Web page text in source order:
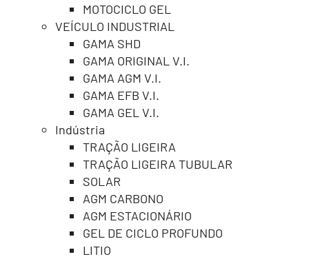
MOTOCICLO GEL
VEÍCULO INDUSTRIAL
GAMA SHD
GAMA ORIGINAL V.I.
GAMA AGM V.I.
GAMA EFB V.I.
GAMA GEL V.I.
Indústria
TRAÇÃO LIGEIRA
TRAÇÃO LIGEIRA TUBULAR
SOLAR
AGM CARBONO
AGM ESTACIONÁRIO
GEL DE CICLO PROFUNDO
LITIO